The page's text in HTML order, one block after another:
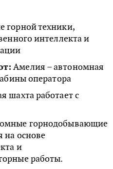
горной техники,
интеллекта и
Амелия – автономная
оператора
шахта работает с
горнодобывающие
основе
и
работы.